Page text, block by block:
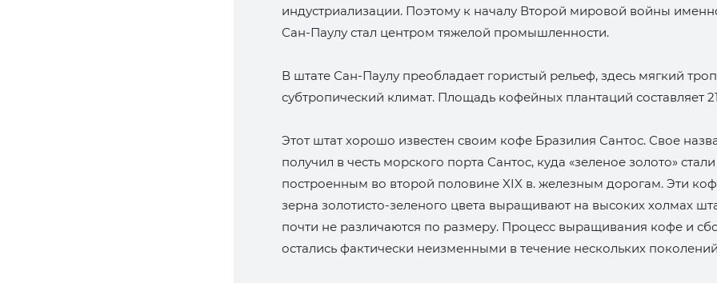
индустриализации. Поэтому к началу Второй мировой войны
Сан-Паулу стал центром тяжелой промышленности.
В штате Сан-Паулу преобладает гористый рельеф, здесь мягкий
субтропический климат. Площадь кофейных плантаций составляет
Этот штат хорошо известен своим кофе Бразилия Сантос. Свое
получил в честь морского порта Сантос, куда «зеленое золото»
построенным во второй половине XIX в. железным дорогам. Эти
зерна золотисто-зеленого цвета выращивают на высоких холмах
почти не различаются по размеру. Процесс выращивания кофе и
остались фактически неизменными в течение нескольких